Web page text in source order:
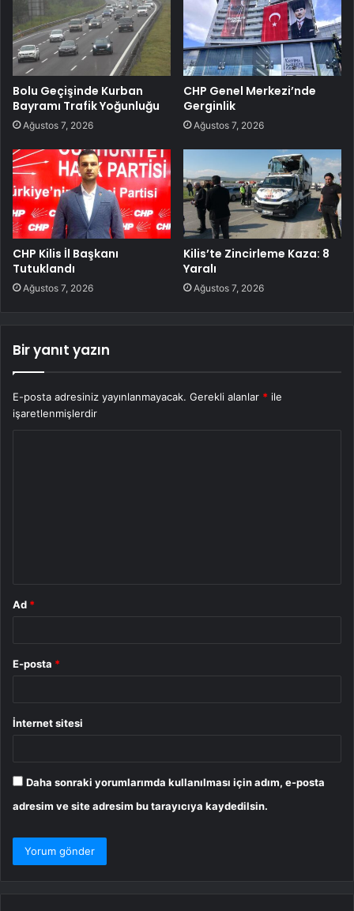
Bolu Geçişinde Kurban
Bayramı Trafik Yoğunluğu
Ağustos 7, 2026
CHP Genel Merkezi’nde
Gerginlik
Ağustos 7, 2026
CHP Kilis İl Başkanı
Tutuklandı
Ağustos 7, 2026
Kilis’te Zincirleme Kaza: 8
Yaralı
Ağustos 7, 2026
Bir yanıt yazın
E-posta adresiniz yayınlanmayacak. Gerekli alanlar * ile
işaretlenmişlerdir
Ad *
E-posta *
İnternet sitesi
Daha sonraki yorumlarımda kullanılması için adım, e-posta
adresim ve site adresim bu tarayıcıya kaydedilsin.